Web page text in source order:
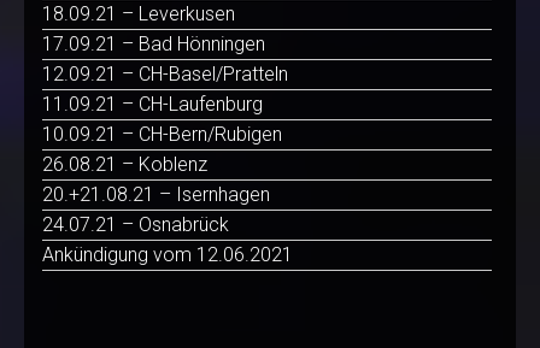
18.09.21 – Leverkusen
17.09.21 – Bad Hönningen
12.09.21 – CH-Basel/Pratteln
11.09.21 – CH-Laufenburg
10.09.21 – CH-Bern/Rubigen
26.08.21 – Koblenz
20.+21.08.21 – Isernhagen
24.07.21 – Osnabrück
Ankündigung vom 12.06.2021